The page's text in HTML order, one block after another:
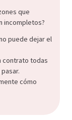
que
incompletos?
puede dejar el
contrato todas
cómo